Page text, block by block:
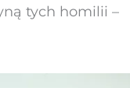
tych homilii –